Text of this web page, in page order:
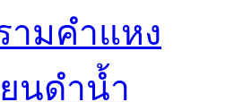
ามคำแหง
นดำน้ำ